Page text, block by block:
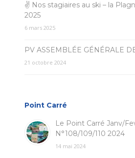
✌ Nos stagiaires au ski – la
2025
6 mars 2025
PV ASSEMBLÉE GÉNÉRALE
21 octobre 2024
Point Carré
Le Point Carré Janv/
N°108/109/110 2024
14 mai 2024